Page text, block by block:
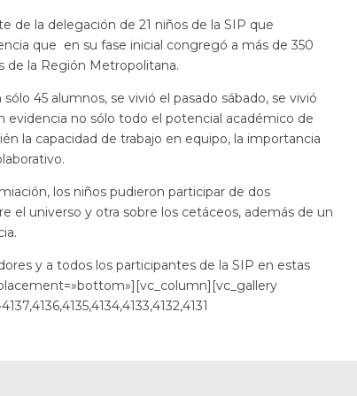
de la delegación de 21 niños de la SIP que
que en su fase inicial congregó a más de 350
de la Región Metropolitana.
45 alumnos, se vivió el pasado sábado, se vivió
evidencia no sólo todo el potencial académico de
la capacidad de trabajo en equipo, la importancia
los niños pudieron participar de dos
el universo y otra sobre los cetáceos, además de un
y a todos los participantes de la SIP en estas